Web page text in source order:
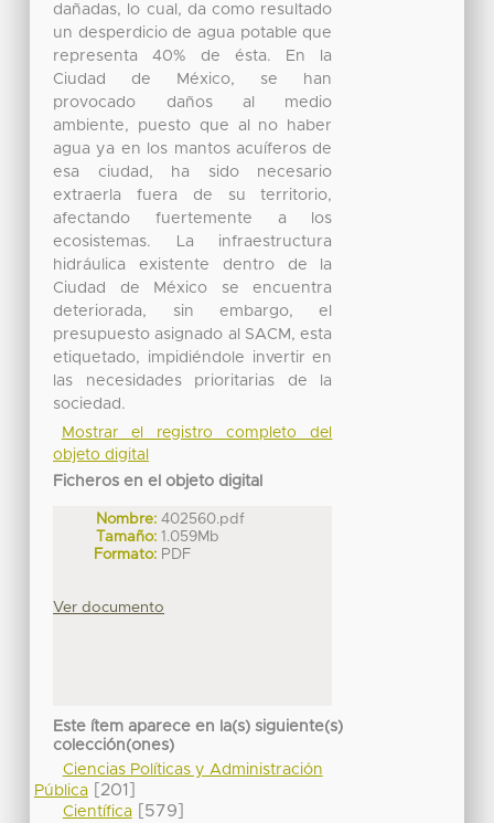
dañadas, lo cual, da como resultado
un desperdicio de agua potable que
representa 40% de ésta. En la
Ciudad de México, se han
provocado daños al medio
ambiente, puesto que al no haber
agua ya en los mantos acuíferos de
esa ciudad, ha sido necesario
extraerla fuera de su territorio,
afectando fuertemente a los
ecosistemas. La infraestructura
hidráulica existente dentro de la
Ciudad de México se encuentra
deteriorada, sin embargo, el
presupuesto asignado al SACM, esta
etiquetado, impidiéndole invertir en
las necesidades prioritarias de la
sociedad.
Mostrar el registro completo del
objeto digital
Ficheros en el objeto digital
Nombre: 402560.pdf
Tamaño: 1.059Mb
Formato: PDF
Ver documento
Este ítem aparece en la(s) siguiente(s)
colección(ones)
Ciencias Políticas y Administración
Pública[201]
Científica[579]